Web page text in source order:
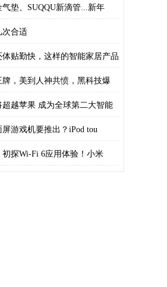
垫、SUQQU新滴管...新年
次合适
体贴勤快，这样的智能家居产品
，美到人神共愤，黑科技爆
越苹果 成为全球第二大智能
游戏机要推出？iPod tou
初探Wi-Fi 6应用体验！小米